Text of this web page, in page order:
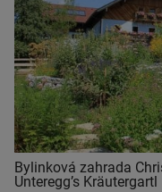
Bylinková zahrada
Unteregg’s Kräutergartl